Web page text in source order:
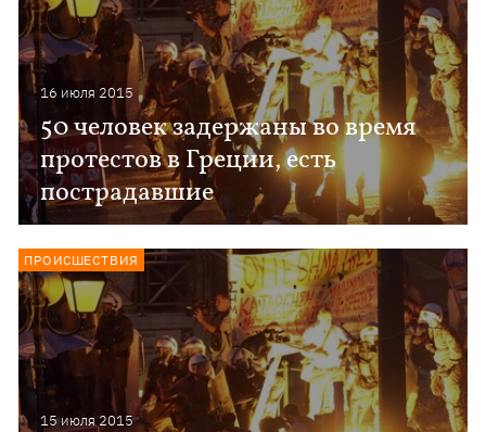
16 июля 2015
50 человек задержаны во время
протестов в Греции, есть
пострадавшие
15 июля 2015
ПРОИСШЕСТВИЯ